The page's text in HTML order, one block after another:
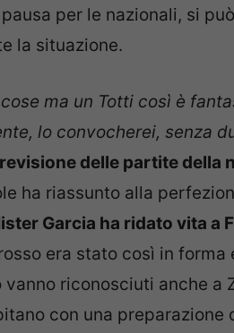
per le nazionali, si
la situazione.
ma un Totti così è
lo convocherei, senza
delle partite della
ha riassunto alla
Garcia ha ridato vita a
era stato così in forma
riconosciuti anche a
con una preparazione